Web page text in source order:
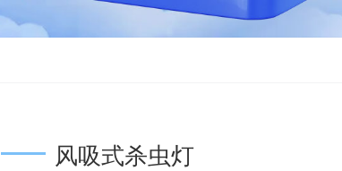
风吸式杀虫灯